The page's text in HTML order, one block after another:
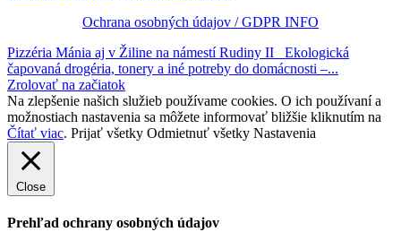
Ochrana osobných údajov / GDPR INFO
Pizzéria Mánia aj v Žiline na námestí Rudiny II
Ekologická
čapovaná drogéria, tonery a iné potreby do domácnosti –...
Zrolovať na začiatok
Na zlepšenie našich služieb používame cookies. O ich používaní a
možnostiach nastavenia sa môžete informovať bližšie kliknutím na
Čítať viac. Prijať všetky Odmietnuť všetky Nastavenia
Close
Prehľad ochrany osobných údajov